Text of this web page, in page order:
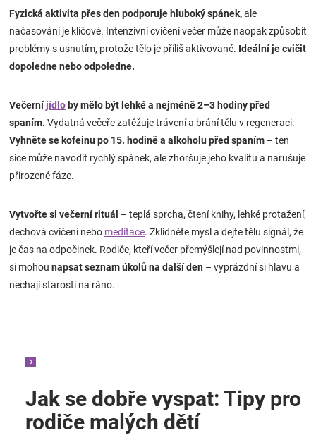
Fyzická aktivita přes den podporuje hluboký spánek,ale
načasování je klíčové. Intenzivní cvičení večer může naopak způsobit
problémy s usnutím, protože tělo je příliš aktivované. Ideální je cvičit
dopoledne nebo odpoledne.
Večerníjídlo by mělo být lehké a nejméně 2–3 hodiny před
spaním. Vydatná večeře zatěžuje trávení a brání tělu v regeneraci.
Vyhněte se kofeinu po 15. hodině a alkoholu před spaním – ten
sice může navodit rychlý spánek, ale zhoršuje jeho kvalitu a narušuje
přirozené fáze.
Vytvořte si večerní rituál – teplá sprcha, čtení knihy, lehké protažení,
dechová cvičení nebo meditace. Zklidněte mysl a dejte tělu signál, že
je čas na odpočinek. Rodiče, kteří večer přemýšlejí nad povinnostmi,
si mohou napsat seznam úkolů na další den – vyprázdní si hlavu a
nechají starosti na ráno.
Jak se dobře vyspat: Tipy pro
rodiče malých dětí